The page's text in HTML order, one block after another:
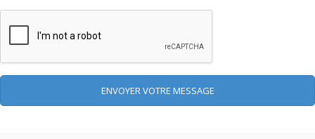
ENVOYER VOTRE MESSAGE